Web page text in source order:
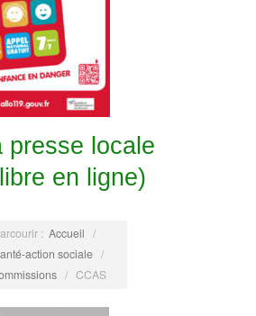
presse locale
en ligne)
: Accueil /
action sociale /
/ CCAS